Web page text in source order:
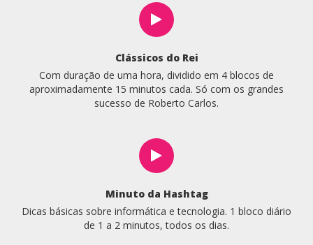
Clássicos do Rei
Com duração de uma hora, dividido em 4 blocos de
aproximadamente 15 minutos cada. Só com os grandes
sucesso de Roberto Carlos.
Minuto da Hashtag
Dicas básicas sobre informática e tecnologia. 1 bloco diário
de 1 a 2 minutos, todos os dias.